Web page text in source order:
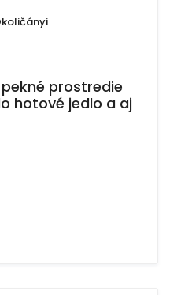
prostredie
hotové jedlo a aj